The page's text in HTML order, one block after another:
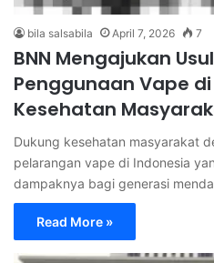
bila salsabila April 7, 2026 7
BNN Mengajukan
Penggunaan Vape
Kesehatan
Dukung kesehatan masyarakat
pelarangan vape di Indonesia
dampaknya bagi generasi
Read More »